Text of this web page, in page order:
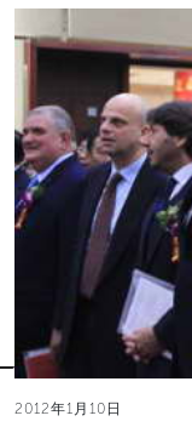
2012年1月10日